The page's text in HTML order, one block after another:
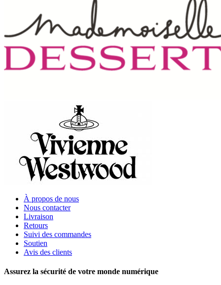
À propos de nous
Nous contacter
Livraison
Retours
Suivi des commandes
Soutien
Avis des clients
Assurez la sécurité de votre monde numérique